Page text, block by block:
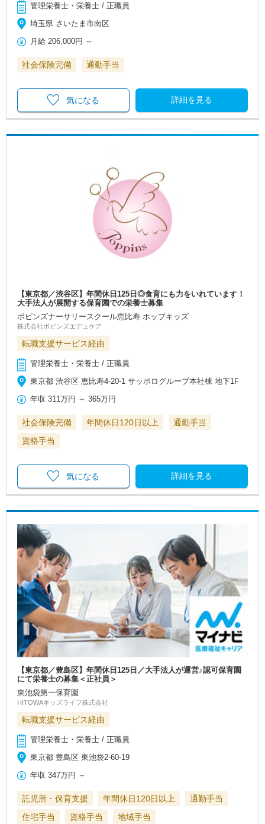
管理栄養士・栄養士 / 正職員
埼玉県 さいたま市南区
月給 206,000円 ～
社会保険完備 通勤手当
詳細を見る
気になる
【東京都／渋谷区】年間休日125日◎食育にも力をいれています！
大手法人が展開する保育園での栄養士募集
ポピンズナーサリースクール恵比寿 ホップキッズ
株式会社ポピンズエデュケア
転職支援サービス経由
管理栄養士・栄養士 / 正職員
東京都 渋谷区 恵比寿4-20-1 サッポログループ本社棟 地下1F
年収 311万円 ～365万円
社会保険完備 年間休日120日以上
通勤手当
資格手当
詳細を見る
気になる
【東京都／豊島区】年間休日125日／大手法人が運営♪認可保育園
にて栄養士の募集＜正社員＞
東池袋第一保育園
HITOWAキッズライフ株式会社
転職支援サービス経由
管理栄養士・栄養士 / 正職員
東京都 豊島区 東池袋2-60-19
年収 347万円 ～
託児所・保育支援 年間休日120日以上
通勤手当
住宅手当
資格手当 地域手当